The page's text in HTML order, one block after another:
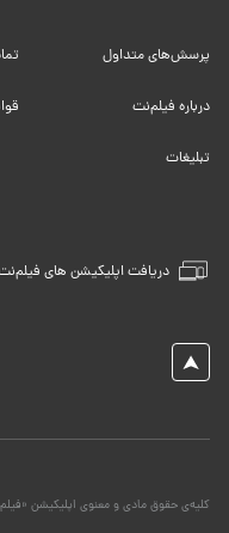
دریافت اپلیکیشن های
پرسش‌های متداول
درباره فیلم‌نت
تبلیغات
کلیه‌ی حقوق مادی و معنوی اپلیکیشن